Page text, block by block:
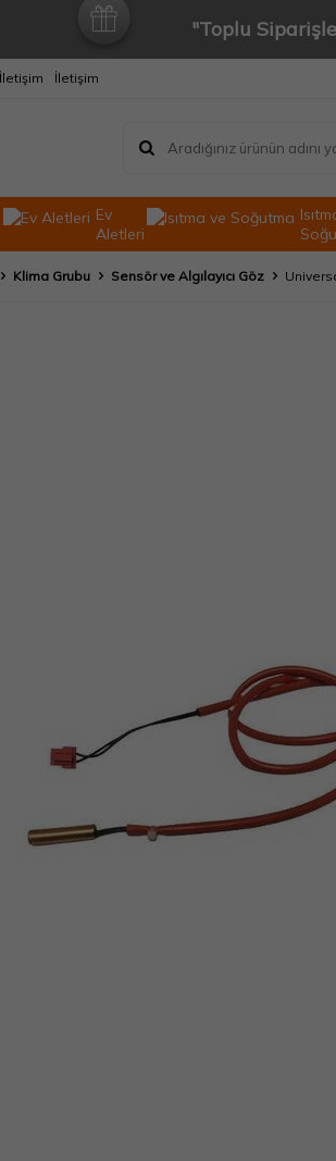
"Toplu
İletişim
Ev
Aletleri
Klima Grubu Sensör ve Algılayıcı Göz